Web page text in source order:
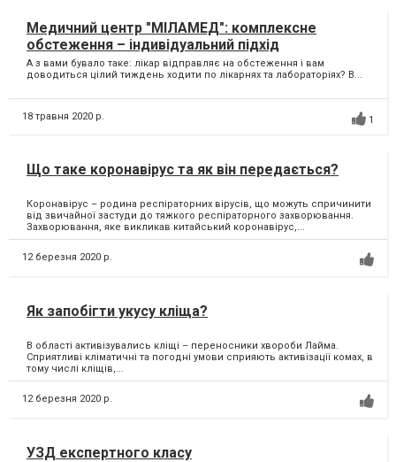
Медичний центр "МІЛАМЕД": комплексне
обстеження – індивідуальний підхід
А з вами бувало таке: лікар відправляє на обстеження і вам
доводиться цілий тиждень ходити по лікарнях та лабораторіях? В...
18 травня 2020 р. 1
Що таке коронавірус та як він передається?
Коронавірус – родина респіраторних вірусів, що можуть спричинити
від звичайної застуди до тяжкого респіраторного захворювання.
Захворювання, яке викликав китайський коронавірус,...
12 березня 2020 р.
Як запобігти укусу кліща?
В області активізувались кліщі – переносники хвороби Лайма.
Сприятливі кліматичні та погодні умови сприяють активізації комах, в
тому числі кліщів,...
12 березня 2020 р.
УЗД експертного класу